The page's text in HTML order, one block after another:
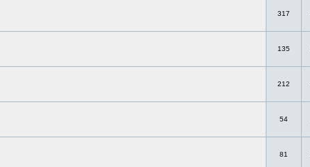
317
135
212
54
81